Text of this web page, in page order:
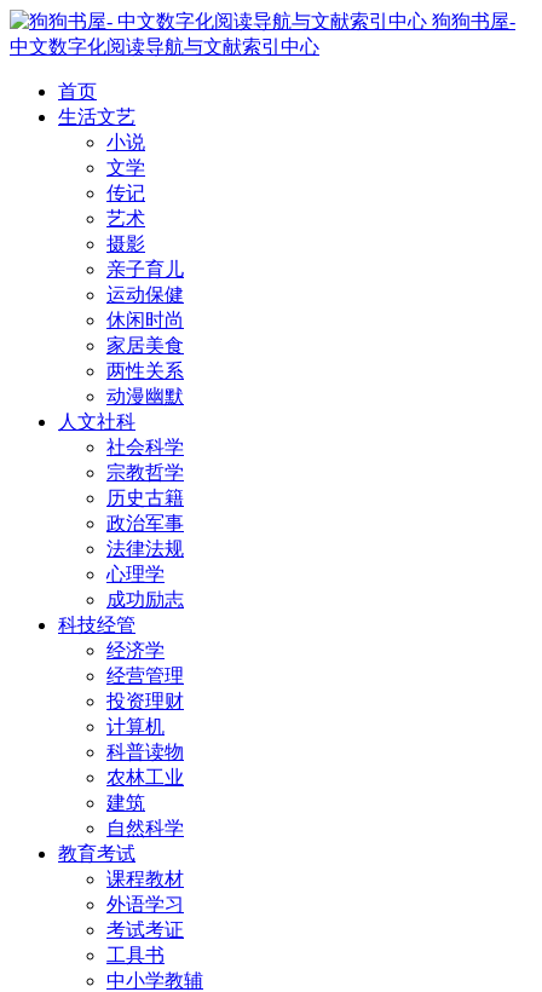
狗狗书屋-
中文数字化阅读导航与文献索引中心
首页
生活文艺
小说
文学
传记
艺术
摄影
亲子育儿
运动保健
休闲时尚
家居美食
两性关系
动漫幽默
人文社科
社会科学
宗教哲学
历史古籍
政治军事
法律法规
心理学
成功励志
科技经管
经济学
经营管理
投资理财
计算机
科普读物
农林工业
建筑
自然科学
教育考试
课程教材
外语学习
考试考证
工具书
中小学教辅